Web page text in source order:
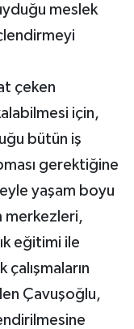
meslek
çeken
için,
bütün iş
gerektiğine
yaşam boyu
merkezleri,
eğitimi ile
Çavuşoğlu,